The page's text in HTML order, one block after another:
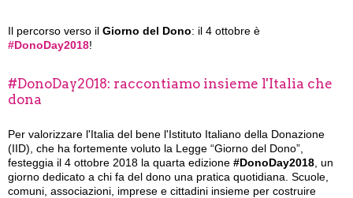
Il percorso verso il Giorno del Dono: il 4 ottobre è
#DonoDay2018!
#DonoDay2018: raccontiamo insieme l'Italia che
dona
Per valorizzare l'Italia del bene l'Istituto Italiano della Donazione
(IID), che ha fortemente voluto la Legge “Giorno del Dono”,
festeggia il 4 ottobre 2018 la quarta edizione #DonoDay2018 , un
giorno dedicato a chi fa del dono una pratica quotidiana. Scuole,
comuni, associazioni, imprese e cittadini insieme per costruire